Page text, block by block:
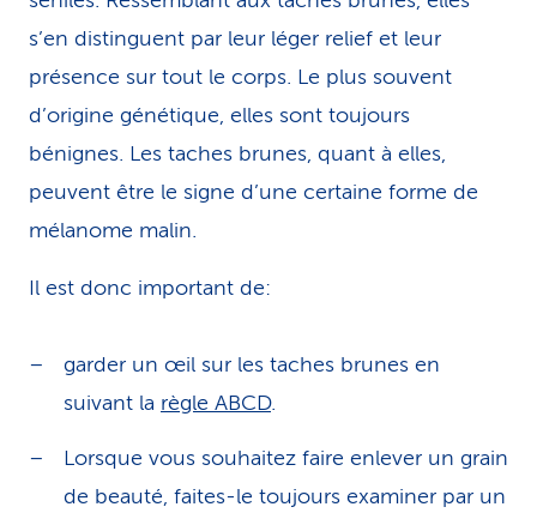
s’en distinguent par leur léger relief et leur
présence sur tout le corps. Le plus souvent
d’origine génétique, elles sont toujours
bénignes. Les taches brunes, quant à elles,
peuvent être le signe d’une certaine forme de
mélanome malin.
Il est donc important de:
garder un œil sur les taches brunes en
suivant la règle ABCD.
Lorsque vous souhaitez faire enlever un grain
de beauté, faites-le toujours examiner par un